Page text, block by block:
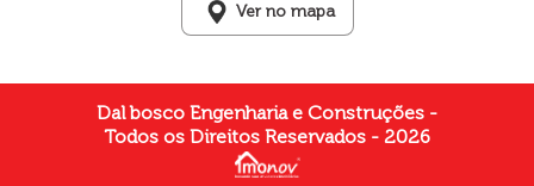
Ver no mapa
Dal bosco Engenharia e Construções -
Todos os Direitos Reservados - 2026